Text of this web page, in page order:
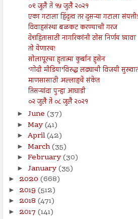
०९ जुलै ते १५ जुलै २०२१
एका गटाला हिंदुत्व तर दुसऱ्या गटाला संपत्ती!
विवाहसंस्था बळकट करण्याची गरज
देशहितासाठी नागरिकांनी ठोस निर्णय घ्यावा
तो येणारच!
सोलापूरचा हुतात्मा कुर्बान हुसेन
‘गोदी मीडिया’विरुद्ध लढ्याची विजयी
माणसासाठी अल्लाहचे संकेत
तिसऱ्यांदा पुन्हा आघाडी
०२ जुलै ते ०८ जुलै २०२१
► June (37)
► May(41)
► April(42)
► March(35)
► February(30)
► January(35)
► 2020 (668)
► 2019 (512)
► 2018 (471)
► 2017 (141)